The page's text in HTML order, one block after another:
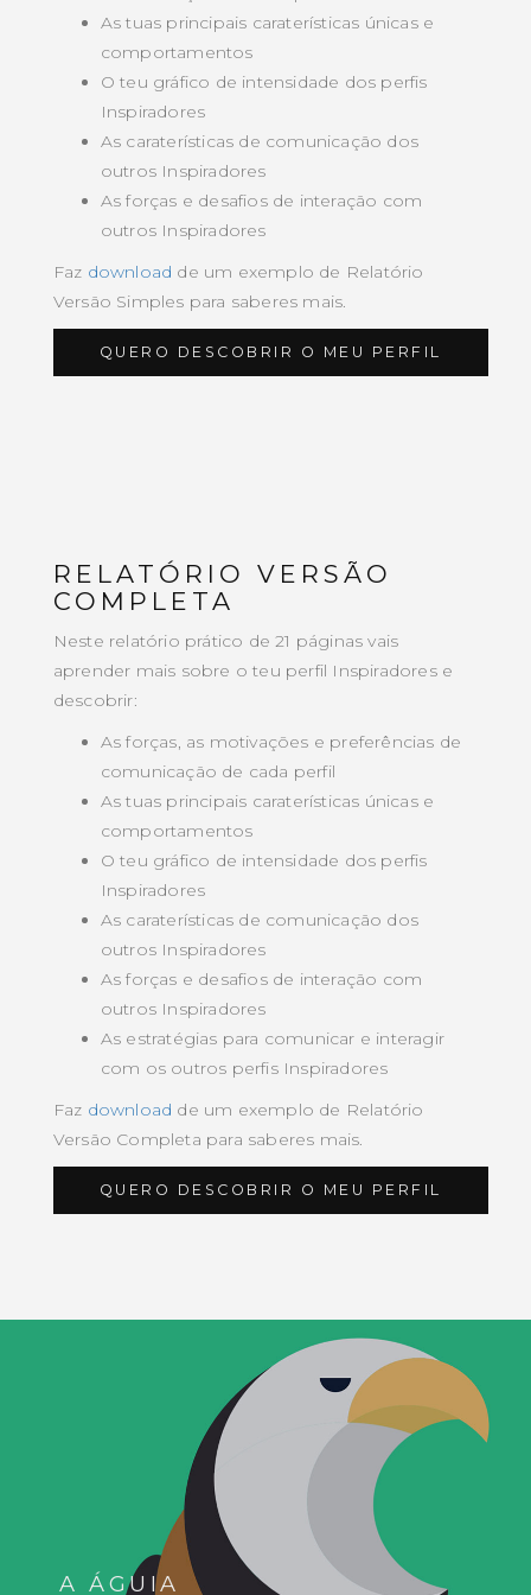
As tuas principais caraterísticas únicas e
comportamentos
O teu gráfico de intensidade dos perfis
Inspiradores
As caraterísticas de comunicação dos
outros Inspiradores
As forças e desafios de interação com
outros Inspiradores
Faz download de um exemplo de Relatório
Versão Simples para saberes mais.
QUERO DESCOBRIR O MEU PERFIL
RELATÓRIO VERSÃO
COMPLETA
Neste relatório prático de 21 páginas vais
aprender mais sobre o teu perfil Inspiradores e
descobrir:
As forças, as motivações e preferências de
comunicação de cada perfil
As tuas principais caraterísticas únicas e
comportamentos
O teu gráfico de intensidade dos perfis
Inspiradores
As caraterísticas de comunicação dos
outros Inspiradores
As forças e desafios de interação com
outros Inspiradores
As estratégias para comunicar e interagir
com os outros perfis Inspiradores
Faz download de um exemplo de Relatório
Versão Completa para saberes mais.
QUERO DESCOBRIR O MEU PERFIL
A ÁGUIA